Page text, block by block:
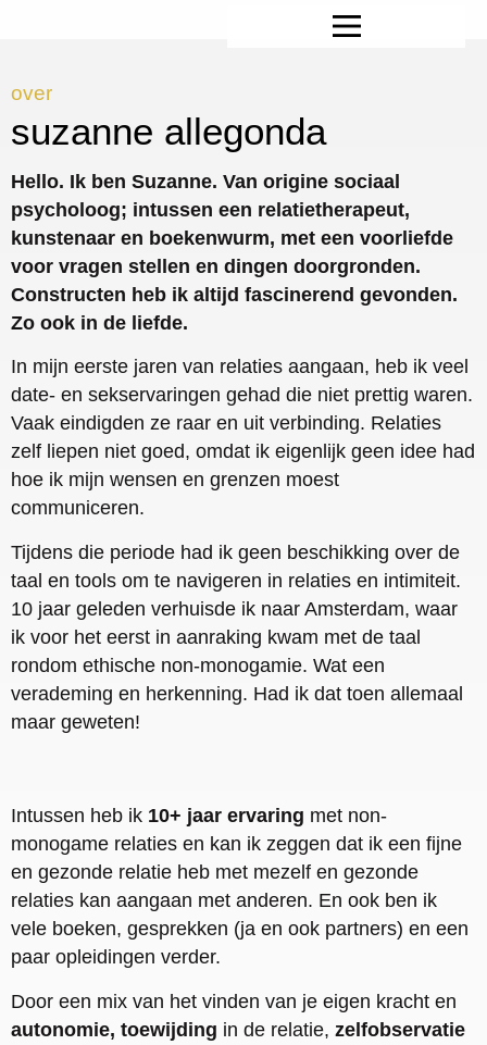
over
suzanne allegonda
Hello. Ik ben Suzanne. Van origine sociaal
psycholoog; intussen een relatietherapeut,
kunstenaar en boekenwurm, met een voorliefde
voor vragen stellen en dingen doorgronden.
Constructen heb ik altijd fascinerend gevonden.
Zo ook in de liefde.
In mijn eerste jaren van relaties aangaan, heb ik veel
date- en sekservaringen gehad die niet prettig waren.
Vaak eindigden ze raar en uit verbinding. Relaties
zelf liepen niet goed, omdat ik eigenlijk geen idee had
hoe ik mijn wensen en grenzen moest
communiceren.
Tijdens die periode had ik geen beschikking over de
taal en tools om te navigeren in relaties en intimiteit.
10 jaar geleden verhuisde ik naar Amsterdam, waar
ik voor het eerst in aanraking kwam met de taal
rondom ethische non-monogamie. Wat een
verademing en herkenning. Had ik dat toen allemaal
maar geweten!
Intussen heb ik 10+ jaar ervaring met non-
monogame relaties en kan ik zeggen dat ik een fijne
en gezonde relatie heb met mezelf en gezonde
relaties kan aangaan met anderen. En ook ben ik
vele boeken, gesprekken (ja en ook partners) en een
paar opleidingen verder.
Door een mix van het vinden van je eigen kracht en
autonomie, toewijding in de relatie, zelfobservatie